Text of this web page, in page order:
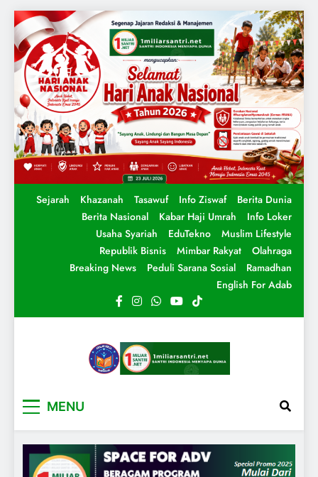
Sejarah Khazanah Tasawuf Info Ziswaf
Berita Dunia
Berita Nasional
Kabar Haji Umrah
Info Loker
Usaha Syariah
EduTekno
Muslim Lifestyle
Republik Bisnis
Mimbar Rakyat
Olahraga
Breaking News
Peduli Sarana Sosial
Ramadhan
English For Adab
MENU